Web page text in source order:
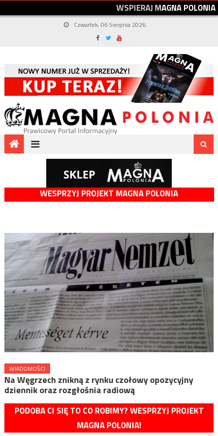
WSPIERAJMAGNAPOLONIA
Czwartek, 06 Sierpnia 2026
WESPRZYJ PROJEKT MAGNA POLONIA
WIADOMOŚCI
Na Węgrzech znikną z rynku czołowy opozycyjny
dziennik oraz rozgłośnia radiową
PODOBA CI SIĘ TO CO ROBIMY? WESPRZYJ PROJEKT
MAGNA POLONIA!